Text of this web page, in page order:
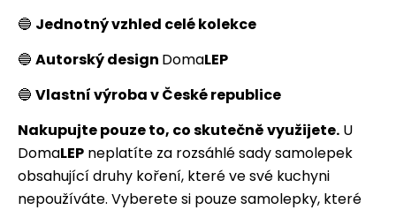
🔵 Jednotný vzhled celé kolekce
🔵 Autorský design DomaLEP
🔵 Vlastní výroba v České republice
Nakupujte pouze to, co skutečně využijete. U
DomaLEP neplatíte za rozsáhlé sady samolepek
obsahující druhy koření, které ve své kuchyni
nepoužíváte. Vyberete si pouze samolepky, které